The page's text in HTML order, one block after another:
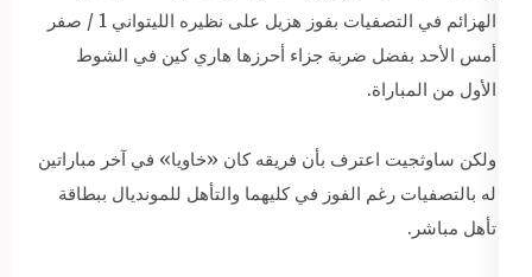
الهزائم في التصفيات بفوز هزيل على نظيره الليتواني 1 / صفر
أمس الأحد بفضل ضربة جزاء أحرزها هاري كين في الشوط
الأول من المباراة.
ولكن ساوثجيت اعترف بأن فريقه كان «خاويا» في آخر مباراتين
له بالتصفيات رغم الفوز في كليهما والتأهل للمونديال ببطاقة
تأهل مباشر.